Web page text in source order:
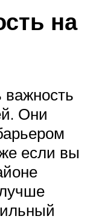
на
важность
Они
если вы